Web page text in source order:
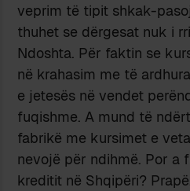
veprim të tipit shkak-
thuhet se dërgesat nuk i
Ndoshta. Për faktin se
në krahasim me të
e jetesës në vendet
fuqishme. A mund të
fabrikë me kursimet e
nevojë për ndihmë. Por a
kreditit në Shqipëri?